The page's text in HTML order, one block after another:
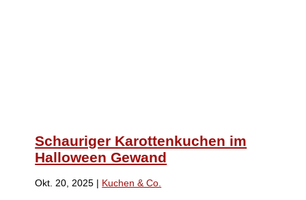
Schauriger Karottenkuchen im
Halloween Gewand
Okt. 20, 2025 | Kuchen & Co.